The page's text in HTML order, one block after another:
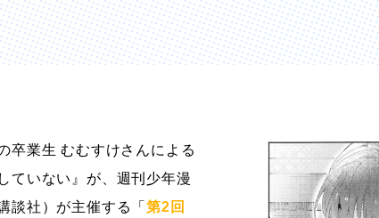
マンガコース
クターデザインコース
ーションコース
デザイン研究科
人文学研究科
卒業生 むむすけさんによる
ていない』が、週刊少年漫
談社）が主催する「第2回